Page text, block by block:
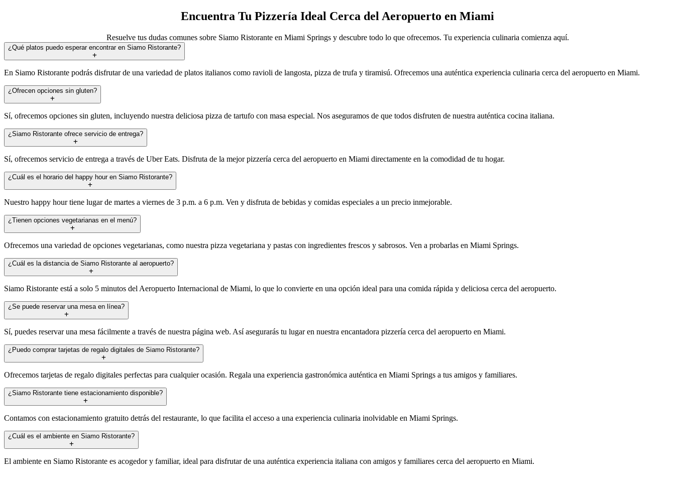
Encuentra Tu Pizzería Ideal Cerca del Aeropuerto en Miami
Resuelve tus dudas comunes sobre Siamo Ristorante en Miami Springs y descubre todo lo que ofrecemos. Tu experiencia culinaria comienza aquí.
¿Qué platos puedo esperar encontrar en Siamo Ristorante?
En Siamo Ristorante podrás disfrutar de una variedad de platos italianos como ravioli de langosta, pizza de trufa y tiramisú. Ofrecemos una auténtica experiencia culinaria cerca del aeropuerto en Miami.
¿Ofrecen opciones sin gluten?
Sí, ofrecemos opciones sin gluten, incluyendo nuestra deliciosa pizza de tartufo con masa especial. Nos aseguramos de que todos disfruten de nuestra auténtica cocina italiana.
¿Siamo Ristorante ofrece servicio de entrega?
Sí, ofrecemos servicio de entrega a través de Uber Eats. Disfruta de la mejor pizzería cerca del aeropuerto en Miami directamente en la comodidad de tu hogar.
¿Cuál es el horario del happy hour en Siamo Ristorante?
Nuestro happy hour tiene lugar de martes a viernes de 3 p.m. a 6 p.m. Ven y disfruta de bebidas y comidas especiales a un precio inmejorable.
¿Tienen opciones vegetarianas en el menú?
Ofrecemos una variedad de opciones vegetarianas, como nuestra pizza vegetariana y pastas con ingredientes frescos y sabrosos. Ven a probarlas en Miami Springs.
¿Cuál es la distancia de Siamo Ristorante al aeropuerto?
Siamo Ristorante está a solo 5 minutos del Aeropuerto Internacional de Miami, lo que lo convierte en una opción ideal para una comida rápida y deliciosa cerca del aeropuerto.
¿Se puede reservar una mesa en línea?
Sí, puedes reservar una mesa fácilmente a través de nuestra página web. Así asegurarás tu lugar en nuestra encantadora pizzería cerca del aeropuerto en Miami.
¿Puedo comprar tarjetas de regalo digitales de Siamo Ristorante?
Ofrecemos tarjetas de regalo digitales perfectas para cualquier ocasión. Regala una experiencia gastronómica auténtica en Miami Springs a tus amigos y familiares.
¿Siamo Ristorante tiene estacionamiento disponible?
Contamos con estacionamiento gratuito detrás del restaurante, lo que facilita el acceso a una experiencia culinaria inolvidable en Miami Springs.
¿Cuál es el ambiente en Siamo Ristorante?
El ambiente en Siamo Ristorante es acogedor y familiar, ideal para disfrutar de una auténtica experiencia italiana con amigos y familiares cerca del aeropuerto en Miami.